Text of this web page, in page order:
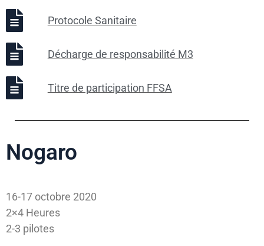
Protocole Sanitaire
Décharge de responsabilité M3
Titre de participation FFSA
Nogaro
16-17 octobre 2020
2×4 Heures
2-3 pilotes